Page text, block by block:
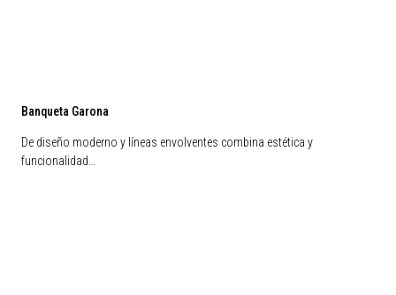
Banqueta Garona
De diseño moderno y líneas envolventes combina estética y
funcionalidad…